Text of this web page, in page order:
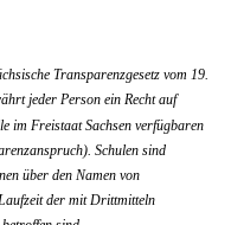
Transparenzgesetz vom 19.
jeder Person ein Recht auf
im Freistaat Sachsen verfügbaren
Schulen sind
über den Namen von
der mit Drittmitteln